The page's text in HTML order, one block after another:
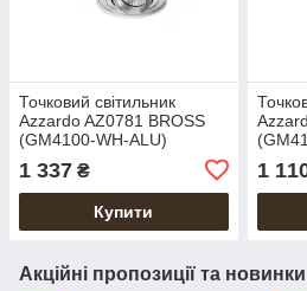
Точковий світильник
Azzardo AZ0781 BROSS
(GM4100-WH-ALU)
1 337 ₴
Купити
1
Акційні пропозиції та новинки